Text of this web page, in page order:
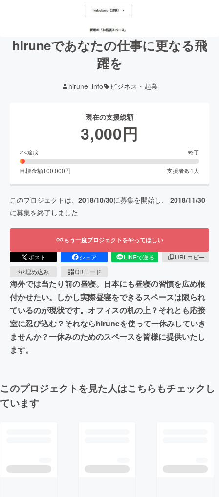
hiruneであなたの仕事に更なる飛
躍を
hirune_info ビジネス・起業
現在の支援総額
3,000円
3%達成 終了
目標金額100,000円 支援者数1 人
このプロジェクトは、 2018/10/30に募集を開始し、 2018/11/30
に募集を終了しました
もう一度プロジェクトをやってほしい
ポスト シェア LINEで送る
URLコピー
埋め込み
QRコード
海外では当たり前の昼寝。日本にも昼寝の習慣を広め根
付かせたい。しかし実際昼寝をできるスペースは限られ
ているのが現状です。オフィスの机の上？それとも応接
室に忍び込む？それならhiruneを使って一休みしていき
ませんか？一休みのためのスペースを皆様に提供いたし
ます。
このプロジェクトを見た人はこちらもチェックし
ています